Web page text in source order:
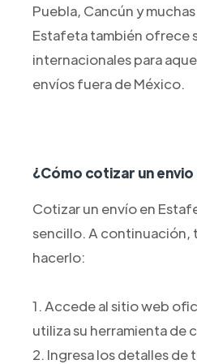
Puebla, Cancún y
Estafeta también ofrece
internacionales para
envíos fuera de México.
¿Cómo cotizar un
Cotizar un envío en
sencillo. A continuación,
hacerlo:
1. Accede al sitio web
utiliza su herramienta de
2. Ingresa los detalles de